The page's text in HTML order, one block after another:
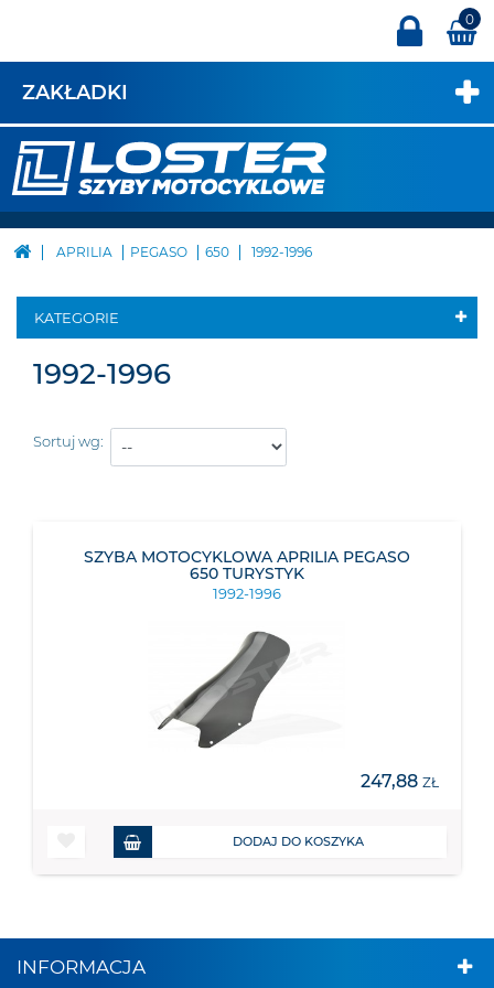
0
ZAKŁADKI
APRILIA PEGASO 650 1992-1996
KATEGORIE
1992-1996
Sortuj wg:
SZYBA MOTOCYKLOWA APRILIA PEGASO
650 TURYSTYK
1992-1996
247,88 ZŁ
DODAJ DO KOSZYKA
INFORMACJA